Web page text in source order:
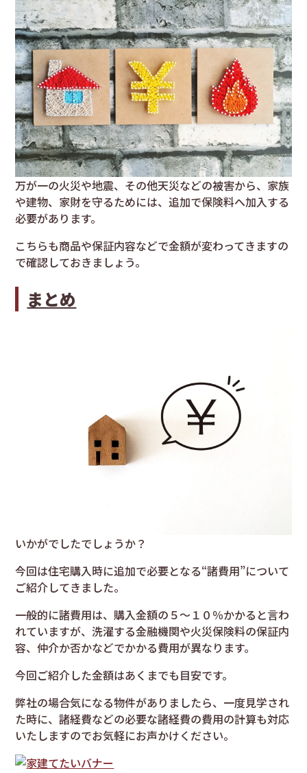
万が一の火災や地震、その他天災などの被害から、家族
や建物、家財を守るためには、追加で保険料へ加入する
必要があります。
こちらも商品や保証内容などで金額が変わってきますの
で確認しておきましょう。
まとめ
いかがでしたでしょうか？
今回は住宅購入時に追加で必要となる“諸費用”について
ご紹介してきました。
一般的に諸費用は、購入金額の５～１０％かかると言わ
れていますが、洗濯する金融機関や火災保険料の保証内
容、仲介か否かなどでかかる費用が異なります。
今回ご紹介した金額はあくまでも目安です。
弊社の場合気になる物件がありましたら、一度見学され
た時に、諸経費などの必要な諸経費の費用の計算も対応
いたしますのでお気軽にお声かけください。